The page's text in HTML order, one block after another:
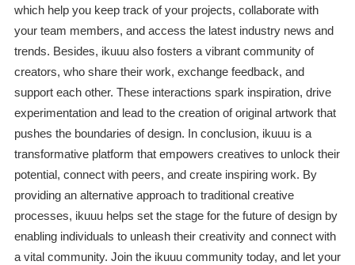
which help you keep track of your projects, collaborate with
your team members, and access the latest industry news and
trends. Besides, ikuuu also fosters a vibrant community of
creators, who share their work, exchange feedback, and
support each other. These interactions spark inspiration, drive
experimentation and lead to the creation of original artwork that
pushes the boundaries of design. In conclusion, ikuuu is a
transformative platform that empowers creatives to unlock their
potential, connect with peers, and create inspiring work. By
providing an alternative approach to traditional creative
processes, ikuuu helps set the stage for the future of design by
enabling individuals to unleash their creativity and connect with
a vital community. Join the ikuuu community today, and let your